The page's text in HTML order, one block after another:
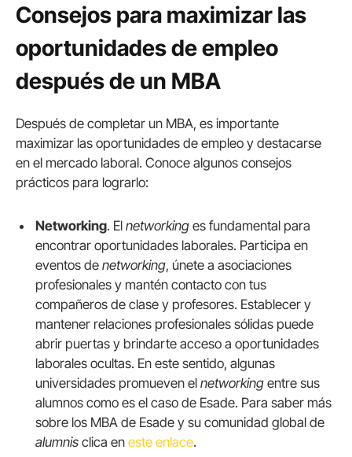
Consejos para maximizar las
oportunidades de empleo
después de un MBA
Después de completar un MBA, es importante
maximizar las oportunidades de empleo y destacarse
en el mercado laboral. Conoce algunos consejos
prácticos para lograrlo:
Networking. El networking es fundamental para
encontrar oportunidades laborales. Participa en
eventos de networking, únete a asociaciones
profesionales y mantén contacto con tus
compañeros de clase y profesores. Establecer y
mantener relaciones profesionales sólidas puede
abrir puertas y brindarte acceso a oportunidades
laborales ocultas. En este sentido, algunas
universidades promueven el networking entre sus
alumnos como es el caso de Esade. Para saber más
sobre los MBA de Esade y su comunidad global de
alumnis clica en este enlace.